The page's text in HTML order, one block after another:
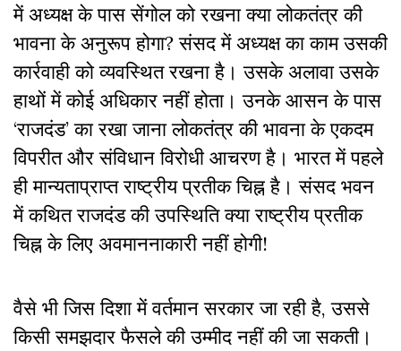
में अध्यक्ष के पास सेंगोल को रखना क्या लोकतंत्र की
भावना के अनुरूप होगा? संसद में अध्यक्ष का काम उसकी
कार्रवाही को व्यवस्थित रखना है। उसके अलावा उसके
हाथों में कोई अधिकार नहीं होता। उनके आसन के पास
‘राजदंड’ का रखा जाना लोकतंत्र की भावना के एकदम
विपरीत और संविधान विरोधी आचरण है। भारत में पहले
ही मान्यताप्राप्त राष्ट्रीय प्रतीक चिह्न है। संसद भवन
में कथित राजदंड की उपस्थिति क्या राष्ट्रीय प्रतीक
चिह्न के लिए अवमाननाकारी नहीं होगी!
वैसे भी जिस दिशा में वर्तमान सरकार जा रही है, उससे
किसी समझदार फैसले की उम्मीद नहीं की जा सकती।